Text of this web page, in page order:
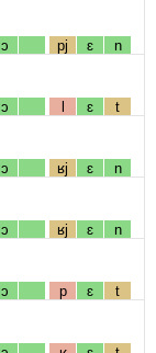
ɔ pj ɛ n
ɔ l ɛ t
ɔ ʁj ɛ n
ɔ ʁj ɛ n
ɔ p ɛ t